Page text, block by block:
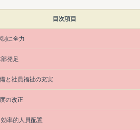
目次項目
に全力
発足
と社員福祉の充実
の改正
率的人員配置